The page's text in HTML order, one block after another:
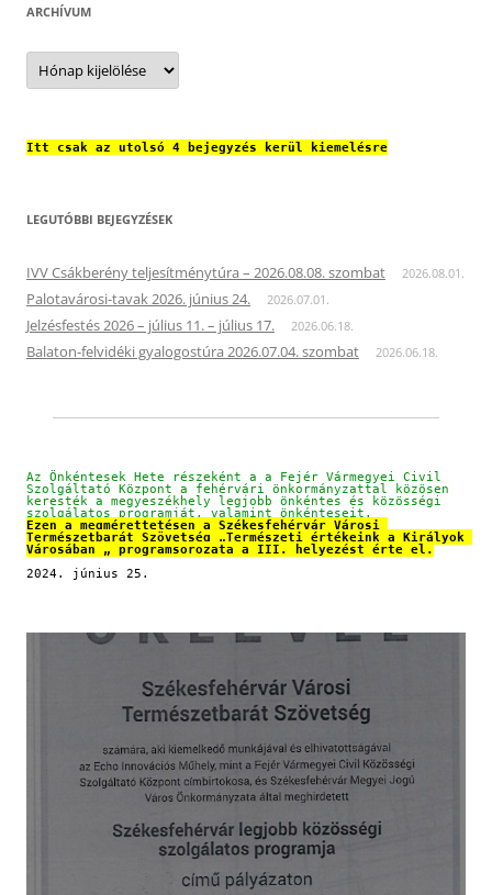
ARCHÍVUM
Archívum
Itt csak az utolsó 4 bejegyzés kerül kiemelésre
LEGUTÓBBI BEJEGYZÉSEK
IVV Csákberény teljesítménytúra – 2026.08.08. szombat 2026.08.01.
Palotavárosi-tavak 2026. június 24. 2026.07.01.
Jelzésfestés 2026 – július 11. – július 17. 2026.06.18.
Balaton-felvidéki gyalogostúra 2026.07.04. szombat 2026.06.18.
Az Önkéntesek Hete részeként a a Fejér Vármegyei Civil
Szolgáltató Központ a fehérvári önkormányzattal közösen
keresték a megyeszékhely legjobb önkéntes és közösségi
szolgálatos programját, valamint önkénteseit.
Ezen a megmérettetésen a Székesfehérvár Városi
Természetbarát Szövetség „Természeti értékeink a Királyok
Városában „ programsorozata a III. helyezést érte el.
2024. június 25.